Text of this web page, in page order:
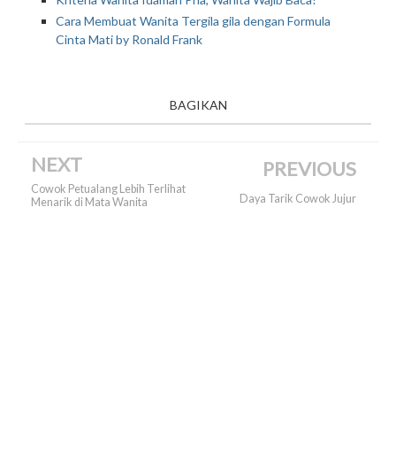
Cara Membuat Wanita Tergila gila dengan Formula
Cinta Mati by Ronald Frank
BAGIKAN
NEXT
Cowok Petualang Lebih Terlihat
Menarik di Mata Wanita
PREVIOUS
Daya Tarik Cowok Jujur